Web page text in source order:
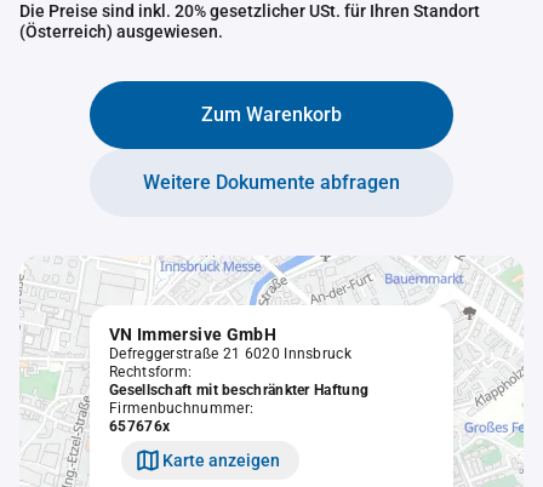
Die Preise sind inkl. 20% gesetzlicher USt. für Ihren Standort
(Österreich) ausgewiesen.
Zum Warenkorb
Weitere Dokumente abfragen
VN Immersive GmbH
Defreggerstraße 21 6020 Innsbruck
Rechtsform:
Gesellschaft mit beschränkter Haftung
Firmenbuchnummer:
657676x
Karte anzeigen